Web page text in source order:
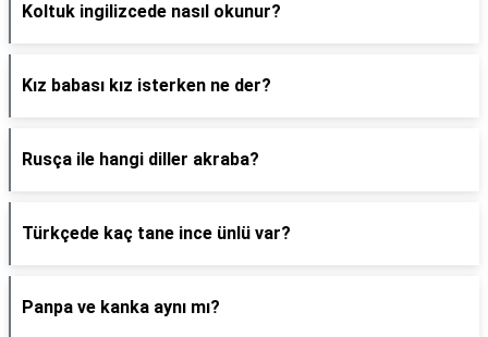
Koltuk ingilizcede nasıl okunur?
Kız babası kız isterken ne der?
Rusça ile hangi diller akraba?
Türkçede kaç tane ince ünlü var?
Panpa ve kanka aynı mı?